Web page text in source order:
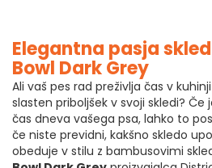
Elegantna pasja
Bowl Dark Grey
Ali vaš pes rad preživlja čas v
slasten priboljšek v svoji skledi? Če
čas dneva vašega psa, lahko to
če niste previdni, kakšno skledo
obeduje v stilu z bambusovimi